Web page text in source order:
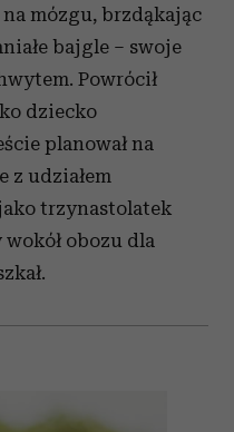
mózgu, brzdąkając
bajgle – swoje
Powrócił
dziecko
planował na
z udziałem
trzynastolatek
obozu dla